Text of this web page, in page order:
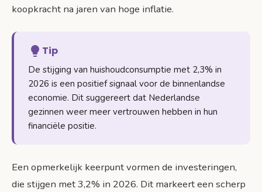
koopkracht na jaren van hoge inflatie.
Tip
De stijging van huishoudconsumptie met 2,3% in
2026 is een positief signaal voor de binnenlandse
economie. Dit suggereert dat Nederlandse
gezinnen weer meer vertrouwen hebben in hun
financiële positie.
Een opmerkelijk keerpunt vormen de investeringen,
die stijgen met 3,2% in 2026. Dit markeert een scherp